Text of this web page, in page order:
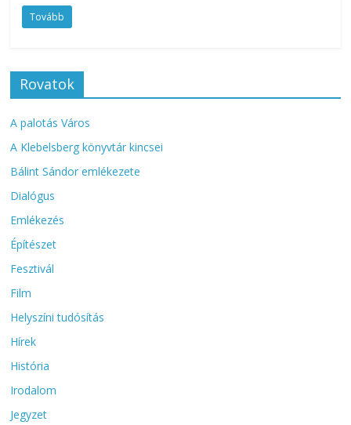
Tovább
Rovatok
A palotás Város
A Klebelsberg könyvtár kincsei
Bálint Sándor emlékezete
Dialógus
Emlékezés
Építészet
Fesztivál
Film
Helyszíni tudósítás
Hírek
História
Irodalom
Jegyzet